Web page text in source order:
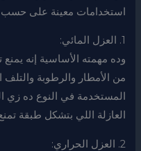
استخدامات معينة على حسب
1. العزل المائي:
وده مهمته الأساسية إنه
من الأمطار والرطوبة
المستخدمة في النوع ده زي
العازلة اللي بتشكل طبقة
2. العزل الحراري: